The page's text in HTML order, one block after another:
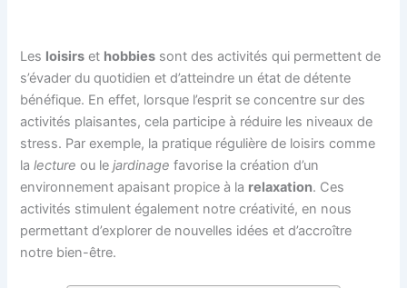
Les loisirs et hobbies sont des activités qui permettent de
s’évader du quotidien et d’atteindre un état de détente
bénéfique. En effet, lorsque l’esprit se concentre sur des
activités plaisantes, cela participe à réduire les niveaux de
stress. Par exemple, la pratique régulière de loisirs comme
lalecture ou lejardinage favorise la création d’un
environnement apaisant propice à la relaxation. Ces
activités stimulent également notre créativité, en nous
permettant d’explorer de nouvelles idées et d’accroître
notre bien-être.